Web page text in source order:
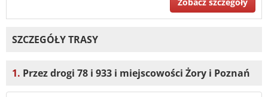
SZCZEGÓŁY TRASY
1. Przez drogi 78 i 933 i miejscowości Żory i Poznań